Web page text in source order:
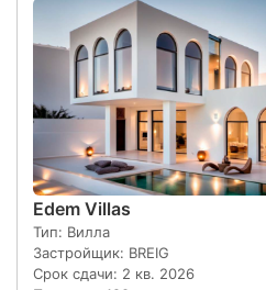
Edem Villas
Тип: Вилла
Застройщик: BREIG
Срок сдачи: 2 кв. 2026